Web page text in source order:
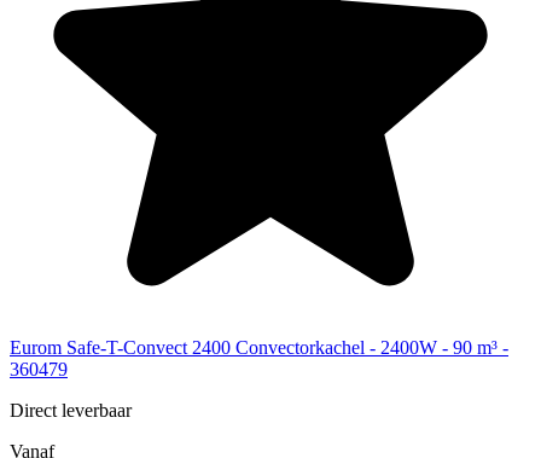
Eurom Safe-T-Convect 2400 Convectorkachel - 2400W - 90 m³ -
360479
Direct leverbaar
Vanaf